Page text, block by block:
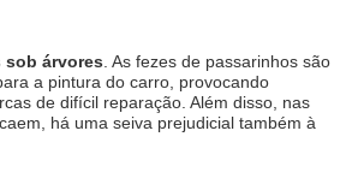
sob árvores . As fezes de passarinhos são
a pintura do carro, provocando
de difícil reparação. Além disso, nas
há uma seiva prejudicial também à